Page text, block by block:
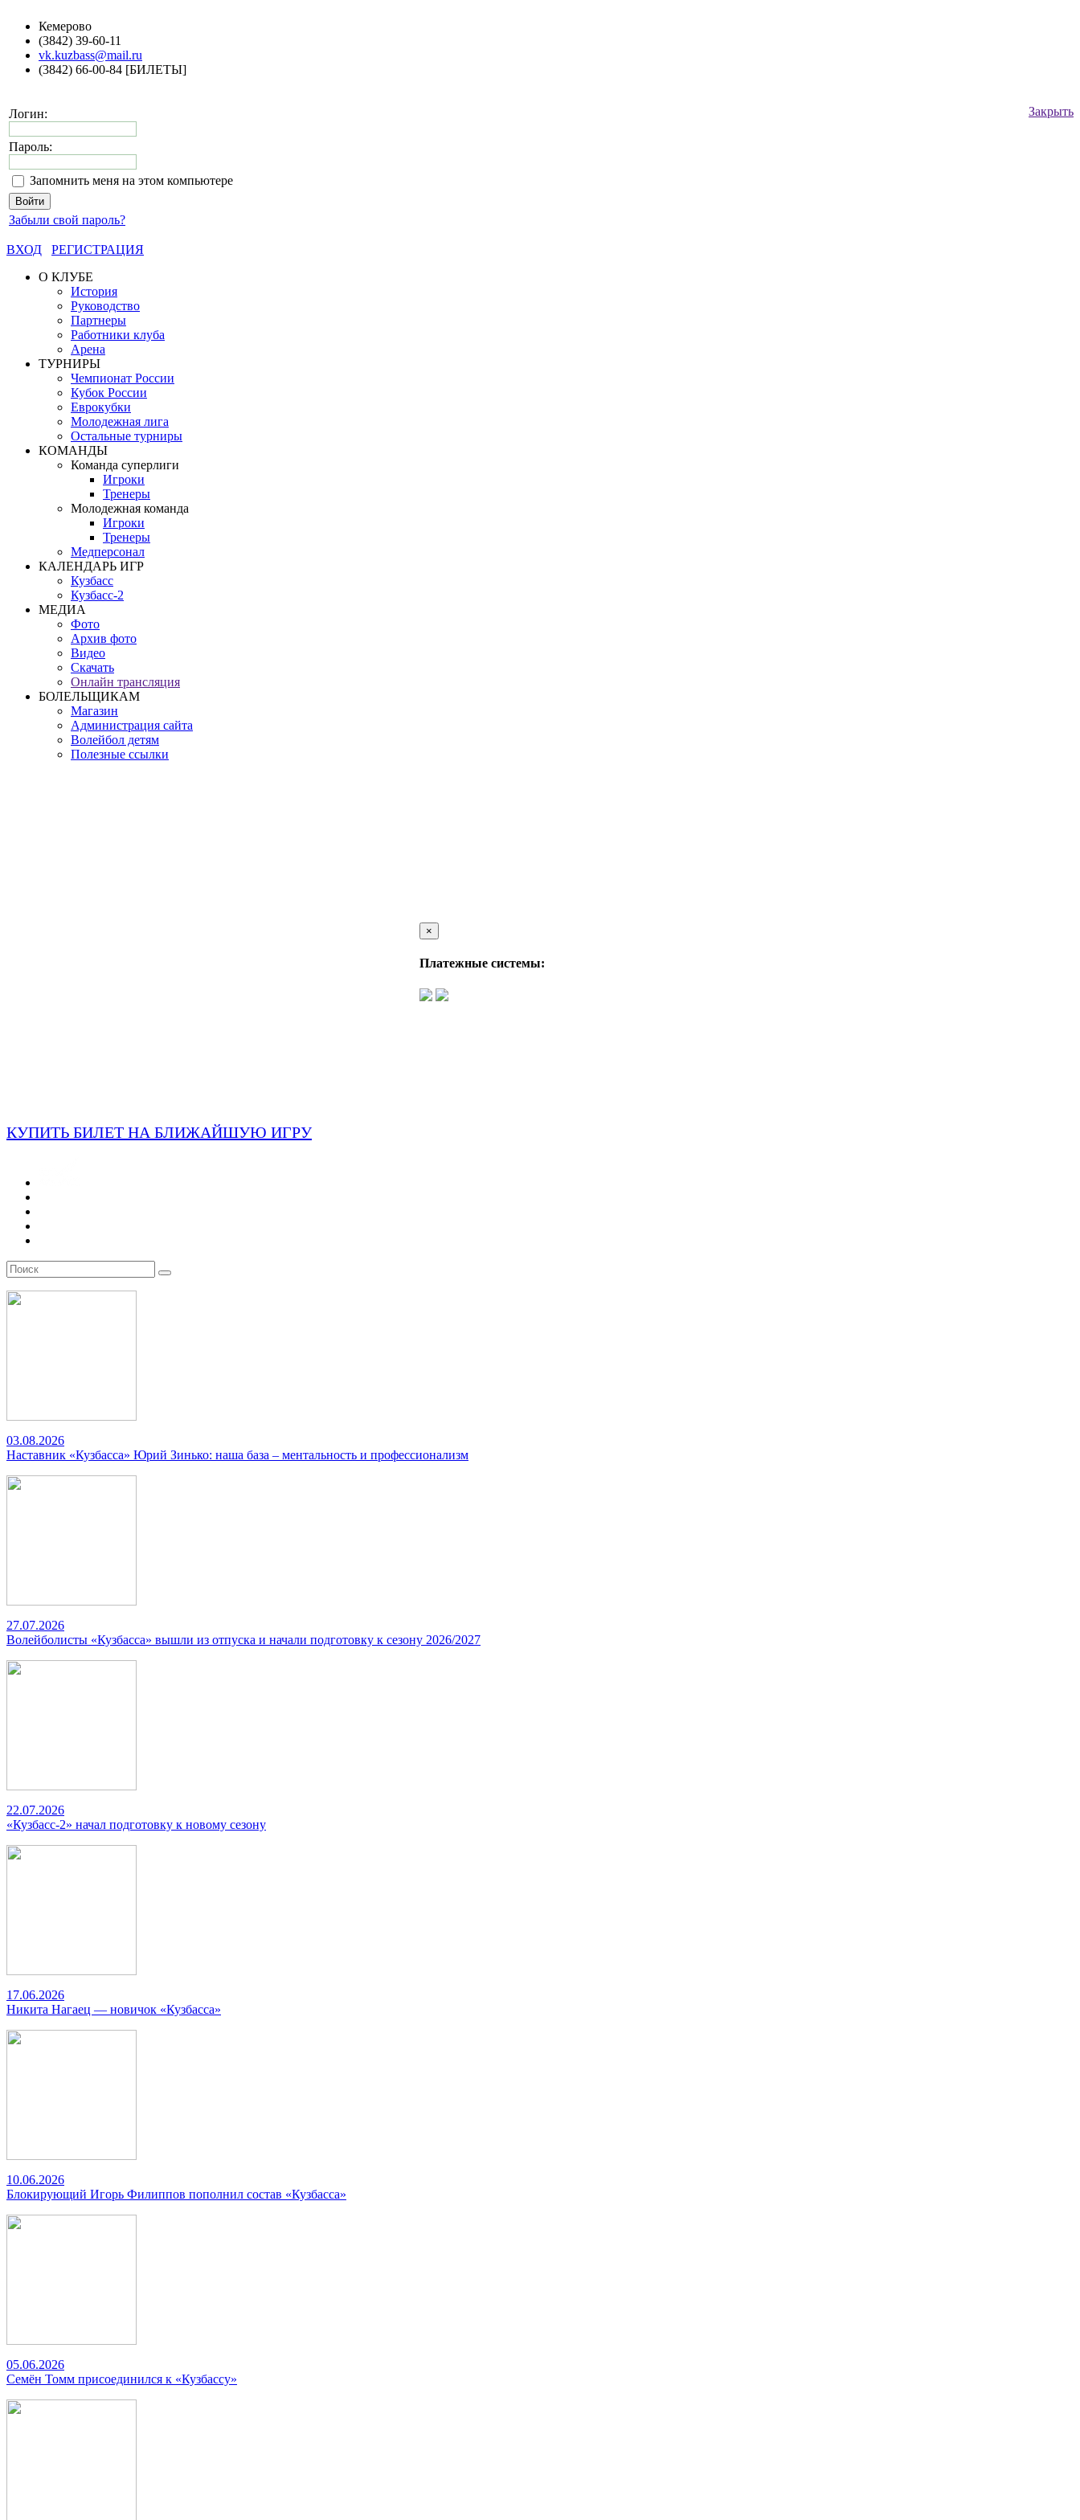
Кемерово
(3842) 39-60-11
vk.kuzbass@mail.ru
(3842) 66-00-84 [БИЛЕТЫ]
Закрыть
Логин:
Пароль:
Запомнить меня на этом компьютере
Забыли свой пароль?
ВХОД
РЕГИСТРАЦИЯ
О КЛУБЕ
История
Руководство
Партнеры
Работники клуба
Арена
ТУРНИРЫ
Чемпионат России
Кубок России
Еврокубки
Молодежная лига
Остальные турниры
КОМАНДЫ
Команда суперлиги
Игроки
Тренеры
Молодежная команда
Игроки
Тренеры
Медперсонал
КАЛЕНДАРЬ ИГР
Кузбасс
Кузбасс-2
МЕДИА
Фото
Архив фото
Видео
Скачать
Онлайн трансляция
БОЛЕЛЬЩИКАМ
Магазин
Администрация сайта
Волейбол детям
Полезные ссылки
×
Платежные системы:
КУПИТЬ БИЛЕТ НА БЛИЖАЙШУЮ ИГРУ
03.08.2026
Наставник «Кузбасса» Юрий Зинько: наша база – ментальность и профессионализм
27.07.2026
Волейболисты «Кузбасса» вышли из отпуска и начали подготовку к сезону 2026/2027
22.07.2026
«Кузбасс-2» начал подготовку к новому сезону
17.06.2026
Никита Нагаец — новичок «Кузбасса»
10.06.2026
Блокирующий Игорь Филиппов пополнил состав «Кузбасса»
05.06.2026
Семён Томм присоединился к «Кузбассу»